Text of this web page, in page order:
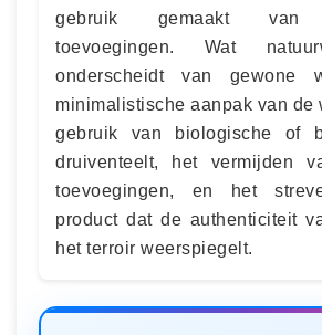
gebruik gemaakt van
toevoegingen. Wat
onderscheidt van gewone
minimalistische aanpak van de
gebruik van biologische of
druiventeelt, het vermijden
toevoegingen, en het
product dat de authenticiteit
het terroir weerspiegelt.